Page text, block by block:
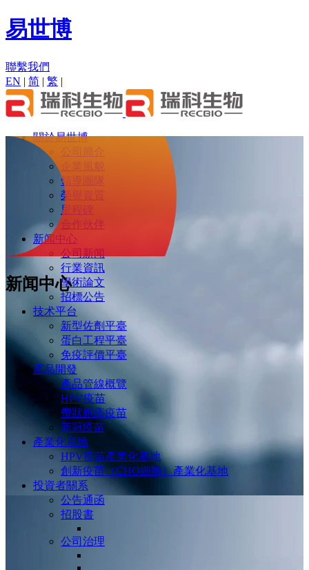
易世博
聯繫我們
EN | 简 | 繁 |
關於易世博
公司簡介
企業風貌
領導團隊
榮譽資質
里程碑
合作伙伴
新闻中心
公司新闻
行業資訊
學術論文
招標公告
技术平台
新型佐劑平臺
蛋白工程平臺
免疫評價平臺
產品開發
產品管線概覽
HPV疫苗
帶狀皰疹疫苗
新冠疫苗
產業化基地
HPV疫苗產業化基地
創新疫苗（CHO細胞）產業化基地
投資者關系
公告通函
招股書
公司治理
新闻中心